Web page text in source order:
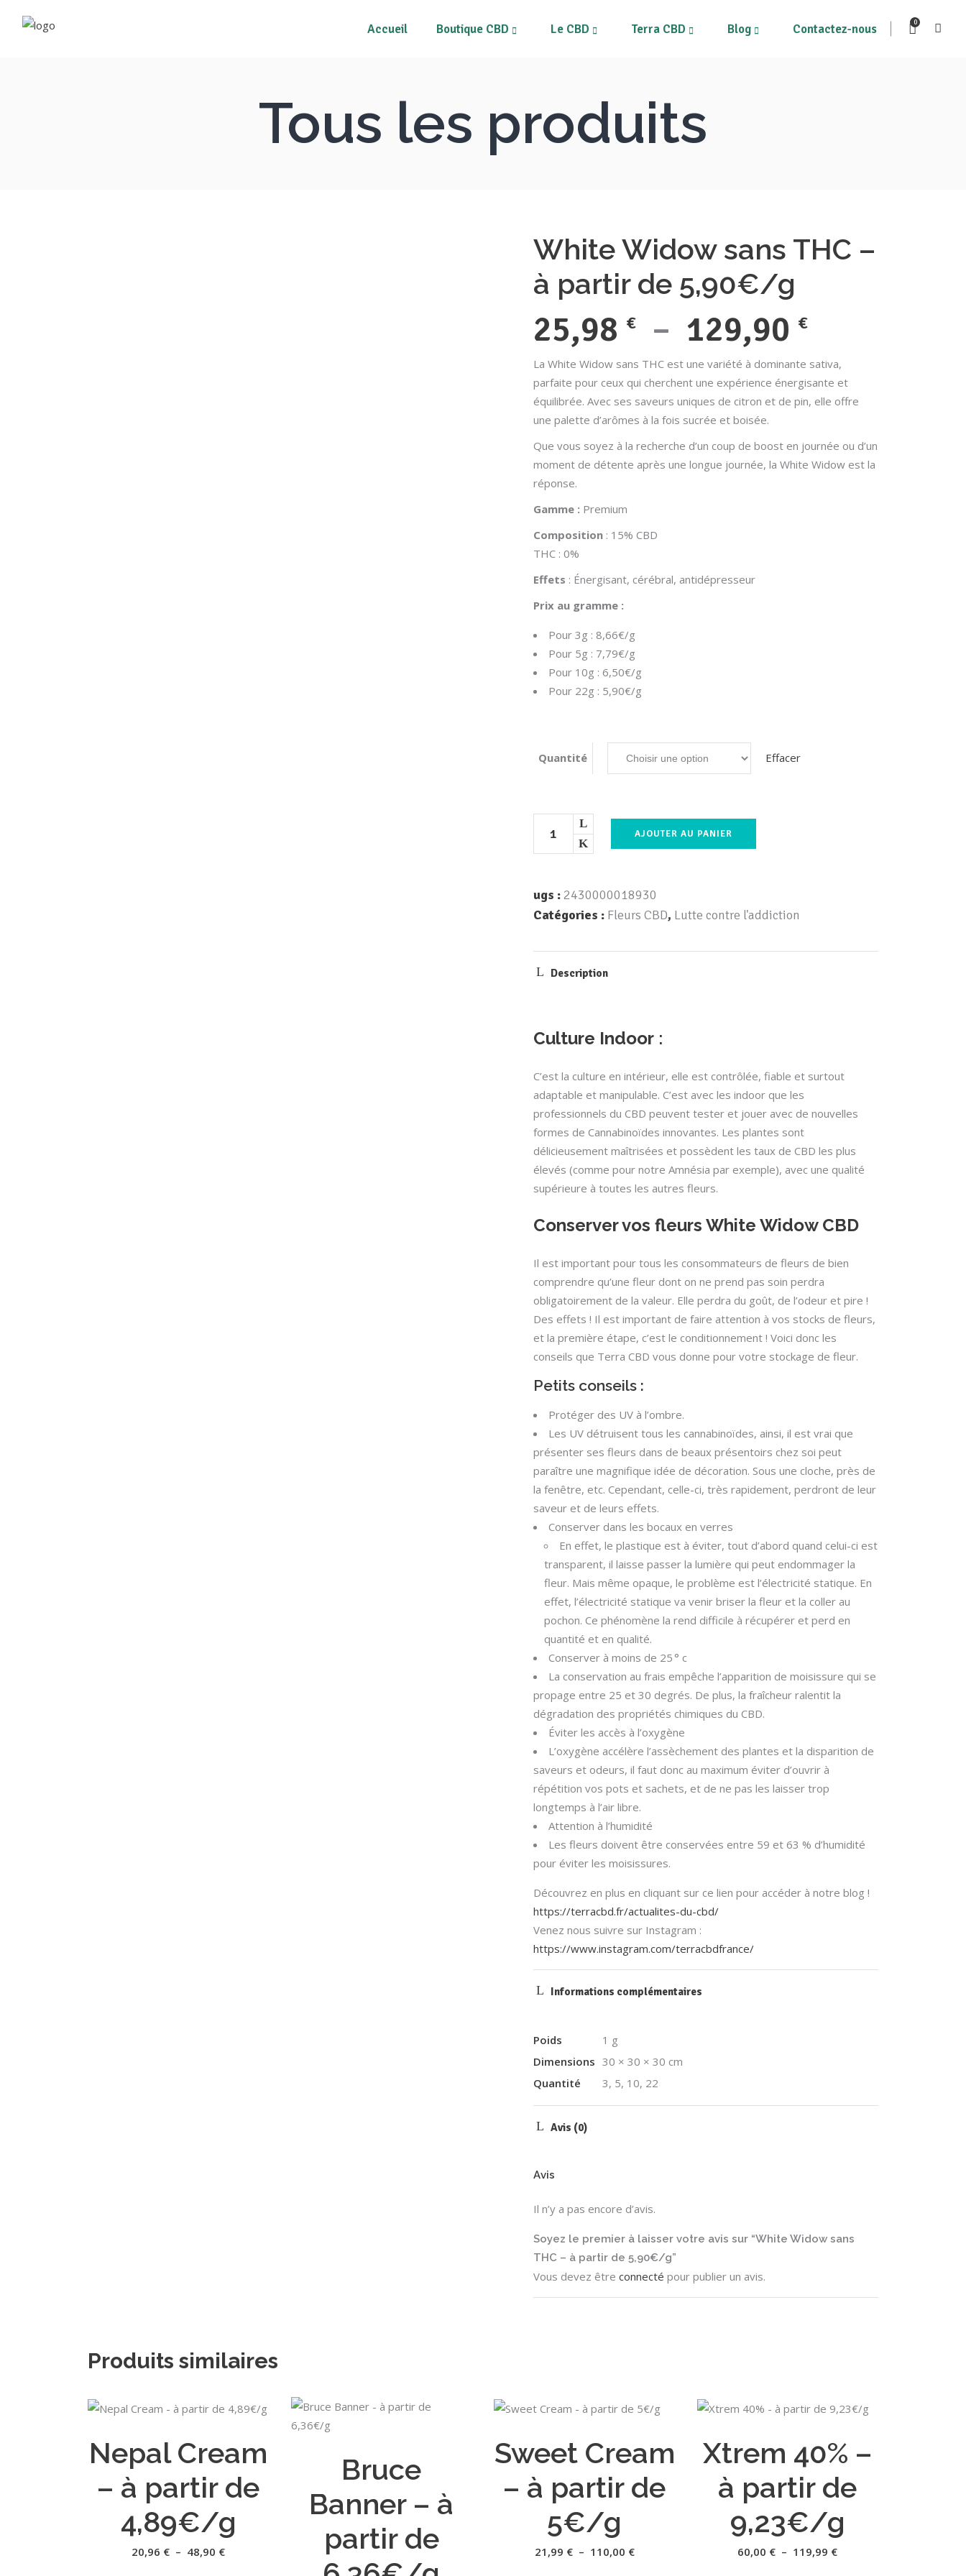
Accueil Boutique CBD
Fleurs CBD
Résines
Tous les produits
Mon compte
Le CBD Terra CBD Blog Contactez-nous 0
Néos
Compléments alimentaires
Mon Panier
Tous les produits
White Widow sans THC –
à partir de 5,90€/g
25,98 € – 129,90 €Plage
de
prix :
25,98 €
à
La White Widow sans THC est une variété à dominante sativa,
parfaite pour ceux qui cherchent une expérience énergisante et
équilibrée. Avec ses saveurs uniques de citron et de pin, elle offre
une palette d’arômes à la fois sucrée et boisée.
Que vous soyez à la recherche d’un coup de boost en journée ou d’un
moment de détente après une longue journée, la White Widow est la
réponse.
Gamme : Premium
Composition : 15% CBD
THC : 0%
Effets : Énergisant, cérébral, antidépresseur
Prix au gramme :
Pour 3g : 8,66€/g
Pour 5g : 7,79€/g
Pour 10g : 6,50€/g
Pour 22g : 5,90€/g
Quantité Effacer
AJOUTER AU PANIER
ugs : 2430000018930
Catégories : Fleurs CBD, Lutte contre l'addiction
Description
Culture Indoor :
C’est la culture en intérieur, elle est contrôlée, fiable et surtout
adaptable et manipulable. C’est avec les indoor que les
professionnels du CBD peuvent tester et jouer avec de nouvelles
formes de Cannabinoïdes innovantes. Les plantes sont
délicieusement maîtrisées et possèdent les taux de CBD les plus
élevés (comme pour notre Amnésia par exemple), avec une qualité
supérieure à toutes les autres fleurs.
Conserver vos fleurs White Widow CBD
Il est important pour tous les consommateurs de fleurs de bien
comprendre qu’une fleur dont on ne prend pas soin perdra
obligatoirement de la valeur. Elle perdra du goût, de l’odeur et pire !
Des effets ! Il est important de faire attention à vos stocks de fleurs,
et la première étape, c’est le conditionnement ! Voici donc les
conseils que Terra CBD vous donne pour votre stockage de fleur.
Petits conseils :
Protéger des UV à l’ombre.
Les UV détruisent tous les cannabinoïdes, ainsi, il est vrai que
présenter ses fleurs dans de beaux présentoirs chez soi peut
paraître une magnifique idée de décoration. Sous une cloche, près de
la fenêtre, etc. Cependant, celle-ci, très rapidement, perdront de leur
saveur et de leurs effets.
Conserver dans les bocaux en verres
En effet, le plastique est à éviter, tout d’abord quand celui-ci est
transparent, il laisse passer la lumière qui peut endommager la
fleur. Mais même opaque, le problème est l’électricité statique. En
effet, l’électricité statique va venir briser la fleur et la coller au
pochon. Ce phénomène la rend difficile à récupérer et perd en
quantité et en qualité.
Conserver à moins de 25 ° c
La conservation au frais empêche l’apparition de moisissure qui se
propage entre 25 et 30 degrés. De plus, la fraîcheur ralentit la
dégradation des propriétés chimiques du CBD.
Éviter les accès à l’oxygène
L’oxygène accélère l’assèchement des plantes et la disparition de
saveurs et odeurs, il faut donc au maximum éviter d’ouvrir à
répétition vos pots et sachets, et de ne pas les laisser trop
longtemps à l’air libre.
Attention à l’humidité
Les fleurs doivent être conservées entre 59 et 63 % d’humidité
pour éviter les moisissures.
Découvrez en plus en cliquant sur ce lien pour accéder à notre blog !
https://terracbd.fr/actualites-du-cbd/
Venez nous suivre sur Instagram :
https://www.instagram.com/terracbdfrance/
Informations complémentaires
Poids
1 g
Dimensions 30 × 30 × 30 cm
Quantité
3, 5, 10, 22
Avis (0)
Avis
Il n’y a pas encore d’avis.
Soyez le premier à laisser votre avis sur “White Widow sans
THC – à partir de 5,90€/g”
Vous devez être connecté pour publier un avis.
Produits similaires
Ce
a
variations.
Nepal Cream
– à partir de
4,89€/g
20,96 € – 48,90 €Plage
Bruce
Banner – à
partir de
Ce
a
variations.
Sweet Cream
– à partir de
5€/g
21,99 € – 110,00 €Plage
Ce
a
Xtrem 40% –
à partir de
9,23€/g
60,00 € – 119,99 €Plage